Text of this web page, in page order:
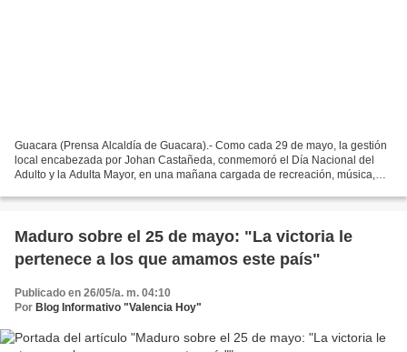
Guacara (Prensa Alcaldía de Guacara).- Como cada 29 de mayo, la gestión
local encabezada por Johan Castañeda, conmemoró el Día Nacional del
Adulto y la Adulta Mayor, en una mañana cargada de recreación, música,
Maduro sobre el 25 de mayo: "La victoria le
pertenece a los que amamos este país"
Publicado en 26/05/a. m. 04:10
Por Blog Informativo "Valencia Hoy"